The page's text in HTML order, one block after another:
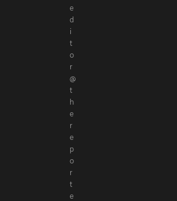
ที่
e
d
i
t
o
r
@
t
h
e
r
e
p
o
r
t